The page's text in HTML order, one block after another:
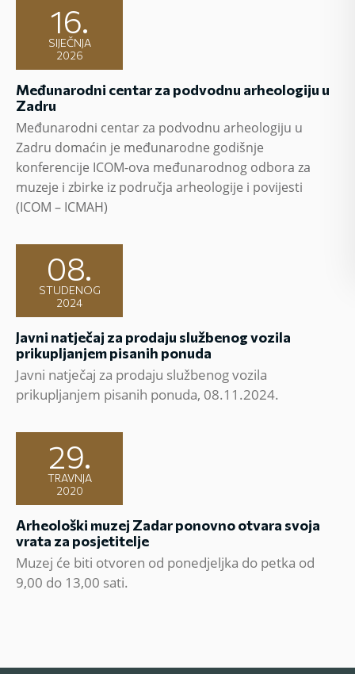
16.
SIJEČNJA
2026
Međunarodni centar za podvodnu arheologiju u
Zadru
Međunarodni centar za podvodnu arheologiju u
Zadru domaćin je međunarodne godišnje
konferencije ICOM-ova međunarodnog odbora za
muzeje i zbirke iz područja arheologije i povijesti
(ICOM – ICMAH)
08.
STUDENOG
2024
Javni natječaj za prodaju službenog vozila
prikupljanjem pisanih ponuda
Javni natječaj za prodaju službenog vozila
prikupljanjem pisanih ponuda, 08.11.2024.
29.
TRAVNJA
2020
Arheološki muzej Zadar ponovno otvara svoja
vrata za posjetitelje
Muzej će biti otvoren od ponedjeljka do petka od
9,00 do 13,00 sati.